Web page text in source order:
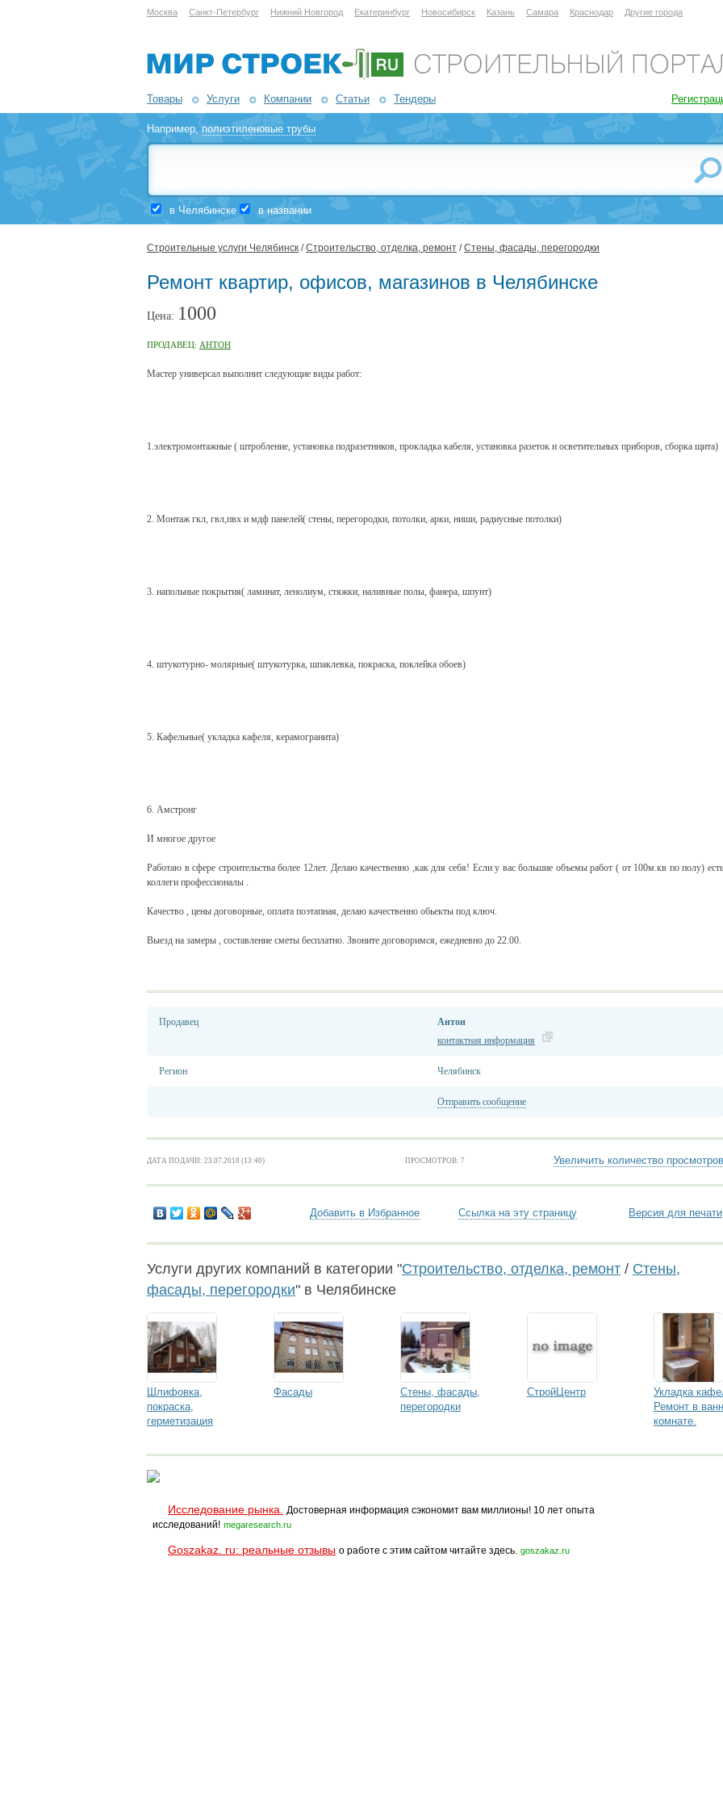
Москва Санкт-Петербург Нижний Новгород Екатеринбург Новосибирск Казань Самара Краснодар Другие города
Товары Услуги Компании Статьи Тендеры
Например,полиэтиленовые трубы
в Челябинске в названии
Строительные услуги Челябинск /Строительство, отделка, ремонт /Стены, фасады, перегородки
Ремонт квартир, офисов, магазинов в Челябинске
Цена: 1000
ПРОДАВЕЦ: АНТОН
Мастер универсал выполнит следующие виды работ:
1.электромонтажные ( штробление, установка подразетников, прокладка кабеля, установка разеток и осветительных приборов, сборка щита)
2. Монтаж гкл, гвл,пвх и мдф панелей( стены, перегородки, потолки, арки, ниши, радиусные потолки)
3. напольные покрытия( ламинат, ленолиум, стяжки, наливные полы, фанера, шпунт)
4. штукотурно- молярные( штукотурка, шпаклевка, покраска, поклейка обоев)
5. Кафельные( укладка кафеля, керамогранита)
6. Амстронг
И многое другое
Работаю в сфере строительства более 12лет. Делаю качественно ,как для себя! Если у вас большие объемы работ ( от 100м.кв по полу) есть
коллеги профессионалы .
Качество , цены договорные, оплата поэтапная, делаю качественно обьекты под ключ.
Выезд на замеры , составление сметы бесплатно. Звоните договоримся, ежедневно до 22.00.
Продавец
Антон
контактная информация
Регион Челябинск
Отправить сообщение
ДАТА ПОДАЧИ: 23.07.2018 (13:40) ПРОСМОТРОВ: 7 Увеличить количество просмотров
Добавить в Избранное Ссылка на эту страницу Версия для печати
Услуги других компаний в категории "Строительство, отделка, ремонт / Стены,
фасады, перегородки" в Челябинске
Шлифовка,
покраска,
герметизация
Фасады
Стены, фасады,
перегородки
СтройЦентр
Укладка
Ремонт в
комнате.
Исследование рынка.
Достоверная информация сэкономит вам миллионы! 10 лет опыта
исследований! megaresearch.ru
Goszakaz. ru: реальные отзывы о работе с этим сайтом читайте здесь. goszakaz.ru